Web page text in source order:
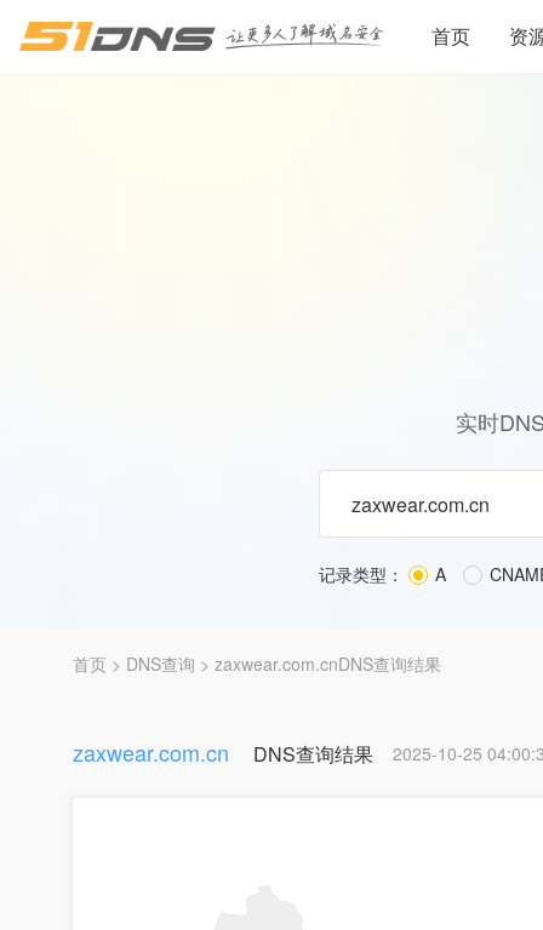
首页 资
实时
记录类型： A
首页 > DNS查询 > zaxwear.com.cnDNS查询结果
zaxwear.com.cn DNS查询结果 2025-10-25